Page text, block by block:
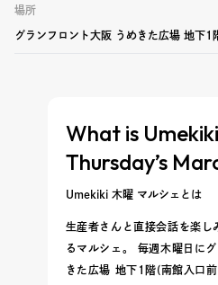
場所
グランフロント大阪 うめきた広場 地下1
What is Umekiki
Thursday’s
Umekiki 木曜 マルシェとは
生産者さんと直接会話を楽し
るマルシェ。 毎週木曜日に
きた広場 地下1階(南館入口